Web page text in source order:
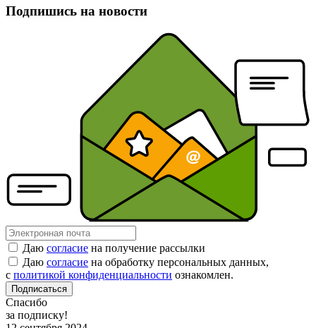
Подпишись на новости
Даю согласие на получение рассылки
Даю согласие на обработку персональных данных,
с политикой конфиденциальности ознакомлен.
Подписаться
Спасибо
за подписку!